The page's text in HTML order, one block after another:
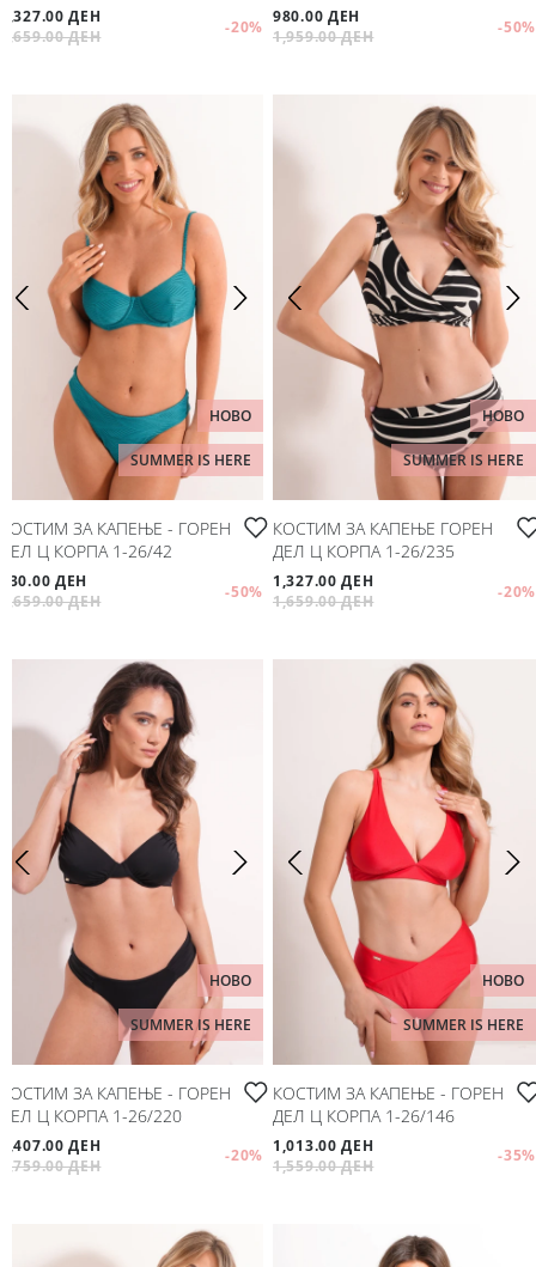
1,327.00 ДЕН
1,659.00 ДЕН
-20% 980.00 ДЕН
1,959.00 ДЕН
-50%
НОВО
SUMMER IS HERE
КОСТИМ ЗА КАПЕЊЕ - ГОРЕН
ДЕЛ Ц КОРПА 1-26/42
830.00 ДЕН
1,659.00 ДЕН
-50%
НОВО
SUMMER IS HERE
КОСТИМ ЗА КАПЕЊЕ ГОРЕН
ДЕЛ Ц КОРПА 1-26/235
1,327.00 ДЕН
1,659.00 ДЕН
-20%
НОВО
SUMMER IS HERE
КОСТИМ ЗА КАПЕЊЕ - ГОРЕН
ДЕЛ Ц КОРПА 1-26/220
1,407.00 ДЕН
1,759.00 ДЕН
-20%
НОВО
SUMMER IS HERE
КОСТИМ ЗА КАПЕЊЕ - ГОРЕН
ДЕЛ Ц КОРПА 1-26/146
1,013.00 ДЕН
1,559.00 ДЕН
-35%